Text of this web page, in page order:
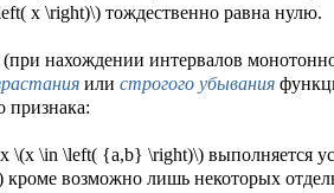
x \right)\) тождественно равна нулю.
нахождении интервалов
или строгого убывания
признака:
\(x \in \left( {a,b} \right)\) выполняется
возможно лишь некоторых